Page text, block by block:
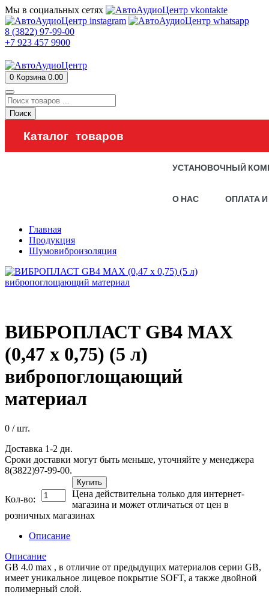
Мы в социальных сетях
8 (3822) 97-99-00
+7 923 457 9900
0 Корзина 0.00
Поиск
Каталог товаров
УСТАНОВОЧНЫЙ
О НАС ОПЛАТА
Главная
Продукция
Шумовиброизоляция
ВИБРОПЛАСТ GB4 MAX
(0,47 х 0,75) (5 л)
вибропоглощающий
материал
0 / шт.
Доставка 1-2 дн.
Сроки доставки могут быть меньше, уточняйте у менеджера
8(3822)97-99-00.
Кол-во:
Купить
Цена действительна только для интернет-
магазина и может отличаться от цен в
розничных магазинах
Описание
Описание
GB 4.0 max , в отличие от предыдущих материалов серии GB,
имеет уникальное лицевое покрытие SOFT, а также двойной
полимерный слой.